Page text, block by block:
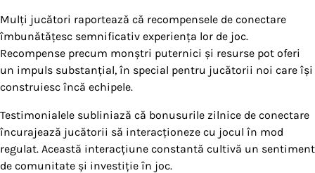
Mulți jucători raportează că recompensele de conectare
îmbunătățesc semnificativ experiența lor de joc.
Recompense precum monștri puternici și resurse pot oferi
un impuls substanțial, în special pentru jucătorii noi care își
construiesc încă echipele.
Testimonialele subliniază că bonusurile zilnice de conectare
încurajează jucătorii să interacționeze cu jocul în mod
regulat. Această interacțiune constantă cultivă un sentiment
de comunitate și investiție în joc.